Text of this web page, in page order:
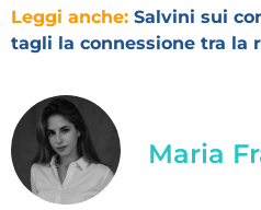
Leggi anche: Salvini sui
tagli la connessione tra la
Maria